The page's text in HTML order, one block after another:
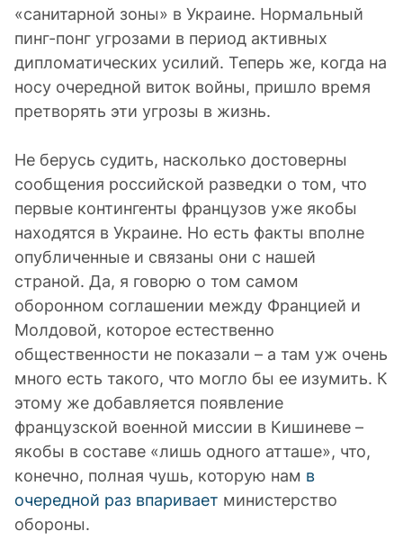
«санитарной зоны» в Украине. Нормальный
пинг-понг угрозами в период активных
дипломатических усилий. Теперь же, когда на
носу очередной виток войны, пришло время
претворять эти угрозы в жизнь.
Не берусь судить, насколько достоверны
сообщения российской разведки о том, что
первые контингенты французов уже якобы
находятся в Украине. Но есть факты вполне
опубличенные и связаны они с нашей
страной. Да, я говорю о том самом
оборонном соглашении между Францией и
Молдовой, которое естественно
общественности не показали – а там уж очень
много есть такого, что могло бы ее изумить. К
этому же добавляется появление
французской военной миссии в Кишиневе –
якобы в составе «лишь одного атташе», что,
конечно, полная чушь, которую нам в
очередной раз впаривает министерство
обороны.